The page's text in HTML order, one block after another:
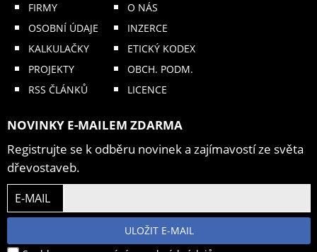
FIRMY
OSOBNÍ ÚDAJE
KALKULAČKY
PROJEKTY
RSS ČLÁNKŮ
O NÁS
INZERCE
ETICKÝ KODEX
OBCH. PODM.
LICENCE
NOVINKY E-MAILEM ZDARMA
Registrujte se k odběru novinek a zajímavostí ze světa
dřevostaveb.
E-MAIL
ULOŽIT E-MAIL